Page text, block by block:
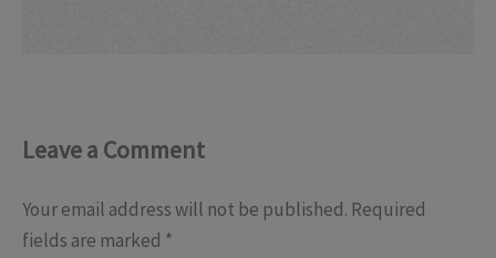
Leave a Comment
Your email address will not be published. Required
fields are marked *